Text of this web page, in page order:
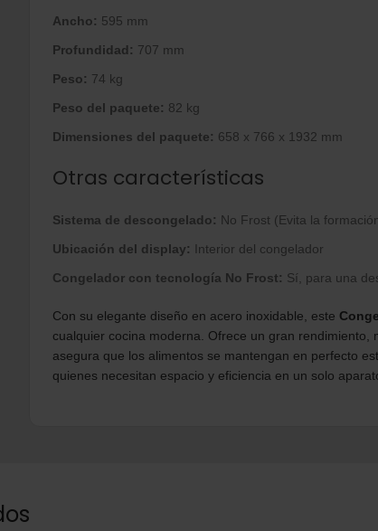
Ancho: 595 mm
Profundidad: 707 mm
Peso: 74 kg
Peso del paquete: 82 kg
Dimensiones del paquete: 658 x 766 x 1932 mm
Otras características
Sistema de descongelado: No Frost (Evita la
Ubicación del display: Interior del congelador
Congelador con tecnología No Frost: Sí, para una
Con su elegante diseño en acero inoxidable, este
cualquier cocina moderna. Ofrece un gran
asegura que los alimentos se mantengan en perfecto
quienes necesitan espacio y eficiencia en un solo